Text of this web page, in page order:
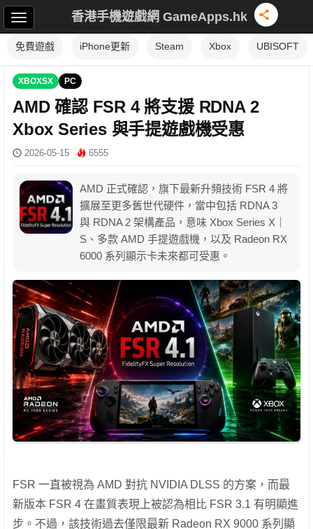
香港手機遊戲網 GameApps.hk
免費遊戲 iPhone更新 Steam Xbox UBISOFT
XBOXSX PC
AMD 確認 FSR 4 將支援 RDNA 2
Xbox Series 與手提遊戲機受惠
2026-05-15 6555
AMD 正式確認，旗下最新升頻技術 FSR 4 將
擴展至更多舊世代硬件，當中包括 RDNA 3
與 RDNA 2 架構產品，意味 Xbox Series X｜
S、多款 AMD 手提遊戲機，以及 Radeon RX
6000 系列顯示卡未來都可受惠。
FSR 一直被視為 AMD 對抗 NVIDIA DLSS 的方案，而最
新版本 FSR 4 在畫質表現上被認為相比 FSR 3.1 有明顯進
步。不過，該技術過去僅限最新 Radeon RX 9000 系列顯